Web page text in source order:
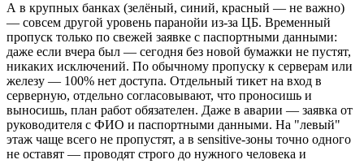
А в крупных банках (зелёный, синий, красный — не важно)
— совсем другой уровень паранойи из-за ЦБ. Временный
пропуск только по свежей заявке с паспортными данными:
даже если вчера был — сегодня без новой бумажки не пустят,
никаких исключений. По обычному пропуску к серверам или
железу — 100% нет доступа. Отдельный тикет на вход в
серверную, отдельно согласовывают, что проносишь и
выносишь, план работ обязателен. Даже в аварии — заявка от
руководителя с ФИО и паспортными данными. На "левый"
этаж чаще всего не пропустят, а в sensitive-зоны точно одного
не оставят — проводят строго до нужного человека и